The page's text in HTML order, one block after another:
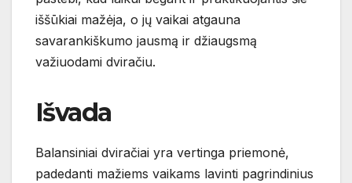
iššūkiai mažėja, o jų vaikai atgauna
savarankiškumo jausmą ir džiaugsmą
važiuodami dviračiu.
Išvada
Balansiniai dviračiai yra vertinga priemonė,
padedanti mažiems vaikams lavinti pagrindinius